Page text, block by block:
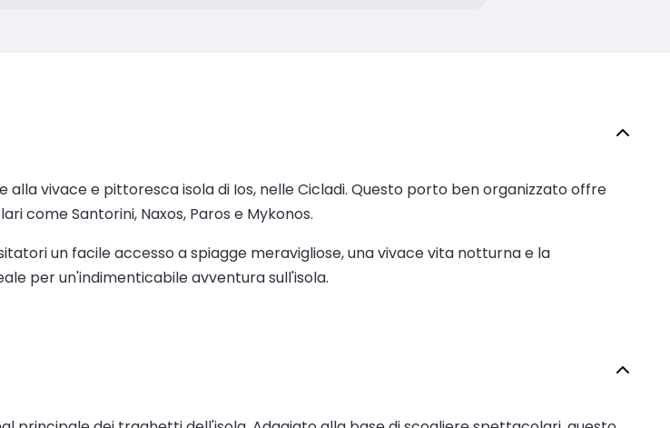
vivace e pittoresca isola di Ios, nelle Cicladi. Questo porto ben organizzato offre
come Santorini, Naxos, Paros e Mykonos.
un facile accesso a spiagge meravigliose, una vivace vita notturna e la
per un'indimenticabile avventura sull'isola.